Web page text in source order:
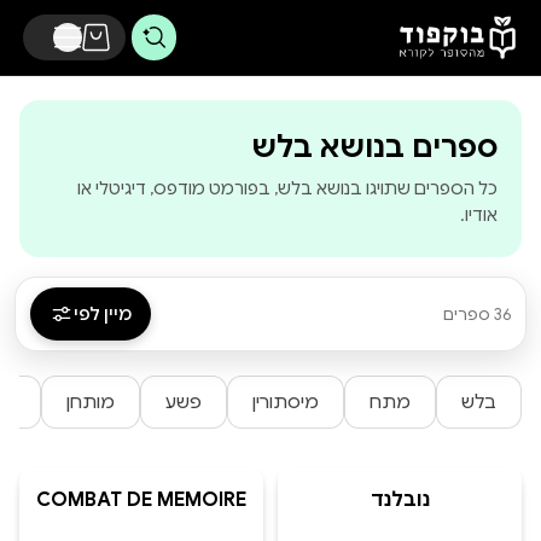
דלג לתוכן הראשי
ספרים בנושא בלש
כל הספרים שתויגו בנושא בלש, בפורמט מודפס, דיגיטלי או
אודיו.
36 ספרים מיין לפי
בלש מתח מיסתורין פשע מותחן
נובלנד COMBAT DE MEMOIRE